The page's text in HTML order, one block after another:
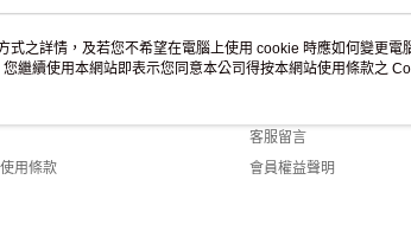
用條款
客服資訊
客服留言
會員權益聲明
式之詳情，及若您不希望在電腦上使用 cookie 時應如何變更電
您繼續使用本網站即表示您同意本公司得按本網站使用條款之